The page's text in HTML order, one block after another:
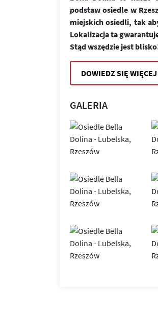
podstaw osiedle w
miejskich osiedli, tak
Lokalizacja ta
Stąd wszędzie jest
DOWIEDZ SIĘ
GALERIA